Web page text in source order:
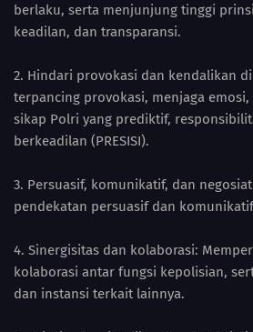
berlaku, serta menjunjung tinggi
keadilan, dan transparansi.
2. Hindari provokasi dan kendalikan
terpancing provokasi, menjaga
sikap Polri yang prediktif,
berkeadilan (PRESISI).
3. Persuasif, komunikatif, dan
pendekatan persuasif dan
4. Sinergisitas dan kolaborasi:
kolaborasi antar fungsi kepolisian,
dan instansi terkait lainnya.